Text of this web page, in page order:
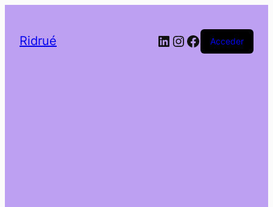
Ridrué LinkedIn
Instagram
Facebook
Acceder